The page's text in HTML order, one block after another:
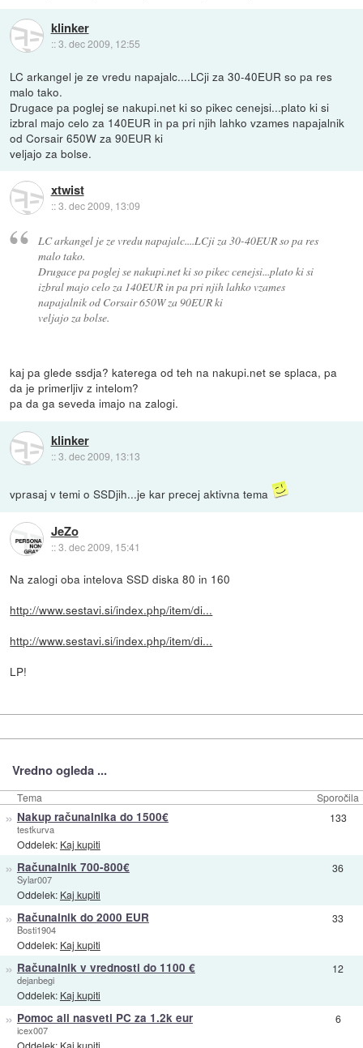
klinker
::3. dec 2009, 12:55
LC arkangel je ze vredu napajalc....LCji za 30-40EUR so pa res
malo tako.
Drugace pa poglej se nakupi.net ki so pikec cenejsi...plato ki si
izbral majo celo za 140EUR in pa pri njih lahko vzames napajalnik
od Corsair 650W za 90EUR ki
veljajo za bolse.
xtwist
::3. dec 2009, 13:09
LC arkangel je ze vredu napajalc....LCji za 30-40EUR so pa res
malo tako.
Drugace pa poglej se nakupi.net ki so pikec cenejsi...plato ki si
izbral majo celo za 140EUR in pa pri njih lahko vzames
napajalnik od Corsair 650W za 90EUR ki
veljajo za bolse.
kaj pa glede ssdja? katerega od teh na nakupi.net se splaca, pa
da je primerljiv z intelom?
pa da ga seveda imajo na zalogi.
klinker
::3. dec 2009, 13:13
vprasaj v temi o SSDjih...je kar precej aktivna tema
JeZo
::3. dec 2009, 15:41
Na zalogi oba intelova SSD diska 80 in 160
http://www.sestavi.si/index.php/item/di...
http://www.sestavi.si/index.php/item/di...
LP!
Vredno ogleda ...
Tema Sporočila
» Nakup računalnika do 1500€
testkurva
Oddelek: Kaj kupiti
133
» Računalnik 700-800€
Sylar007
Oddelek: Kaj kupiti
36
» Računalnik do 2000 EUR
Bosti1904
Oddelek: Kaj kupiti
33
» Računalnik v vrednosti do 1100 €
dejanbegi
Oddelek: Kaj kupiti
12
» Pomoc ali nasveti PC za 1.2k eur
icex007
6